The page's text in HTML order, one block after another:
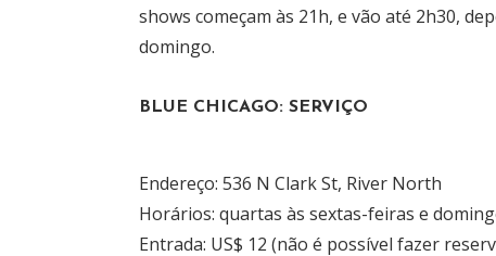
shows começam às 21h, e vão até 2h30,
domingo.
BLUE CHICAGO: SERVIÇO
Endereço: 536 N Clark St, River North
Horários: quartas às sextas-feiras e
Entrada: US$ 12 (não é possível fazer